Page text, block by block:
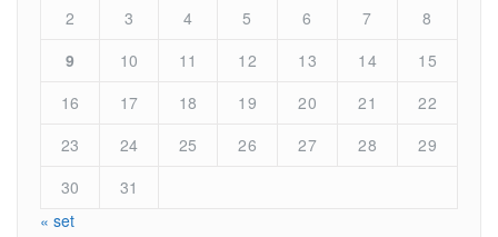
2
3 4 5 6 7
8
9
10 11 12 13 14
15
16
17 18 19 20 21
22
23
24 25 26 27 28
29
30
31
« set